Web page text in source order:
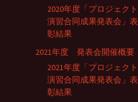
2020年度「プロジェクト
演習合同成果発表会」表
彰結果
2021年度 発表会開催概要
2021年度「プロジェクト
演習合同成果発表会」表
彰結果